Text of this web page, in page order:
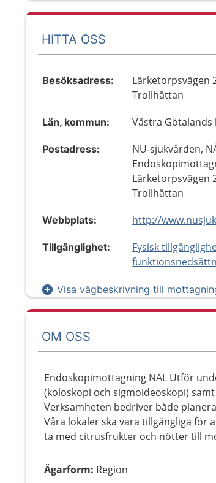
HITTA OSS
Besöksadress:
Lärketorpsvägen
Trollhättan
Län, kommun: Västra
Postadress:
NU-sjukvården,
Lärketorpsvägen
Trollhättan
Webbplats:
Tillgänglighet:
Fysisk
Visa vägbeskrivning till
OM OSS
Endoskopimottagning NÄL Utför
(koloskopi och sigmoideoskopi)
Verksamheten bedriver både
Våra lokaler ska vara tillgängliga för
ta med citrusfrukter och nötter till
Ägarform: Region